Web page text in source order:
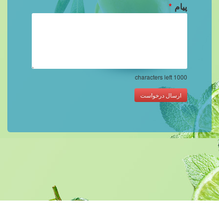
پیام *
1000
ارسال درخواست